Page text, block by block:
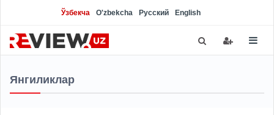
Ўзбекча O'zbekcha Русский English
Янгиликлар